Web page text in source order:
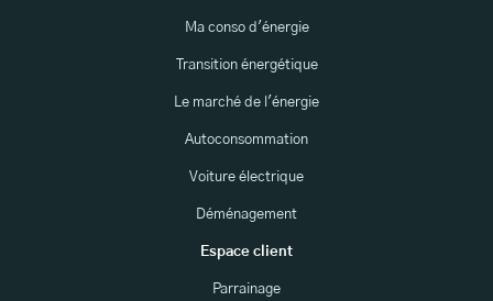
Ma conso d'énergie
Transition énergétique
Le marché de l'énergie
Autoconsommation
Voiture électrique
Déménagement
Espace client
Parrainage